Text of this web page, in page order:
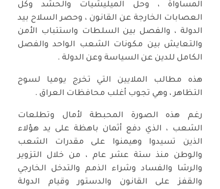
المساواة ، وحل الميليشيات والحشد وكل
العصابات الخارجة عن القانون ، وحصر السلاح بيد
الدولة ، والفصل بين السلطات واستتباب الأمن
والتعايش بين مكونات الشعب الواحد والفصل
الكامل للدين عن السياسة وعن الدولة .
هذه مطالب الملايين التي تخرج يوميا لسوح
التظاهر ، وهي تجوب أغلب محافظات العراق .
رغم هذه الصورة المحبطة لأمال وتطلعات
الشعب ، الذي دفع أثمان باهظة على يد هؤلاء
الذين تسيدوا وهيمنوا على مقدرات الشعب
والوطن منذ ستة عشر عام ، من خلال التزوير
والرشا والفساد وشراء الذمم والتدخل الخارجي
والقفز على القانون والدستور وقيام الدولة